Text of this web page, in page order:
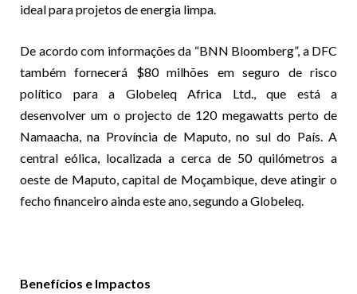
ideal para projetos de energia limpa.
De acordo com informações da “BNN Bloomberg”, a DFC
também fornecerá $80 milhões em seguro de risco
político para a Globeleq Africa Ltd., que está a
desenvolver um o projecto de 120 megawatts perto de
Namaacha, na Província de Maputo, no sul do País. A
central eólica, localizada a cerca de 50 quilómetros a
oeste de Maputo, capital de Moçambique, deve atingir o
fecho financeiro ainda este ano, segundo a Globeleq.
Benefícios e Impactos